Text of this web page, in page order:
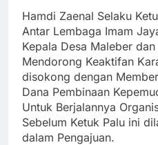
Hamdi Zaenal Selaku
Antar Lembaga Imam
Kepala Desa Maleber
Mendorong Keaktifan
disokong dengan
Dana Pembinaan
Untuk Berjalannya
Sebelum Ketuk Palu ini
dalam Pengajuan.